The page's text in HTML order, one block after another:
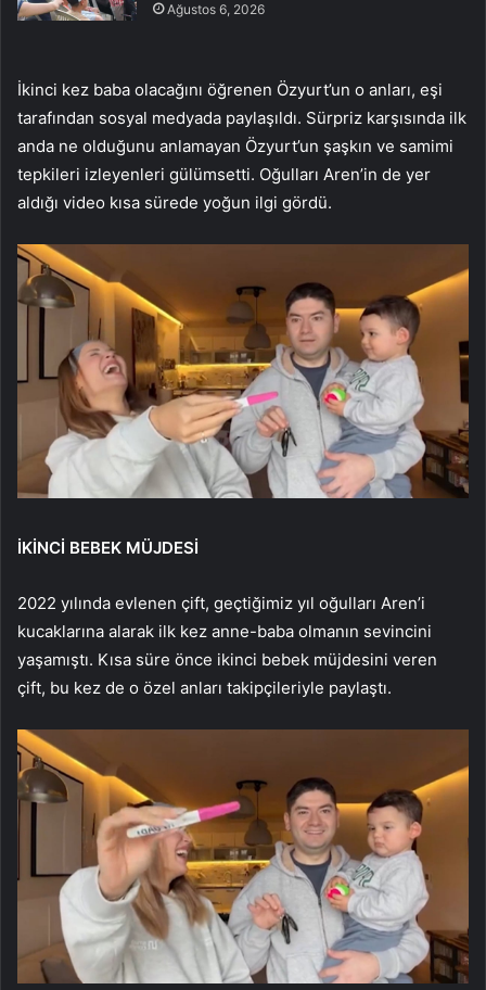
Ağustos 6, 2026
İkinci kez baba olacağını öğrenen Özyurt’un o anları, eşi
tarafından sosyal medyada paylaşıldı. Sürpriz karşısında ilk
anda ne olduğunu anlamayan Özyurt’un şaşkın ve samimi
tepkileri izleyenleri gülümsetti. Oğulları Aren’in de yer
aldığı video kısa sürede yoğun ilgi gördü.
İKİNCİ BEBEK MÜJDESİ
2022 yılında evlenen çift, geçtiğimiz yıl oğulları Aren’i
kucaklarına alarak ilk kez anne-baba olmanın sevincini
yaşamıştı. Kısa süre önce ikinci bebek müjdesini veren
çift, bu kez de o özel anları takipçileriyle paylaştı.